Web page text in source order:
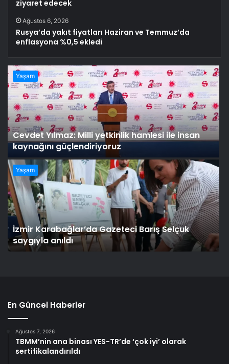
ziyaret edecek
Ağustos 6, 2026
Rusya’da yakıt fiyatları Haziran ve Temmuz’da
enflasyona %0,5 ekledi
Yaşam
Cevdet Yılmaz: Milli yetkinlik hamlesi ile insan
kaynağını güçlendiriyoruz
Yaşam
İzmir Karabağlar’da Gazeteci Barış Selçuk
saygıyla anıldı
En Güncel Haberler
Ağustos 7, 2026
TBMM’nin ana binası YES-TR’de ‘çok iyi’ olarak
sertifikalandırıldı